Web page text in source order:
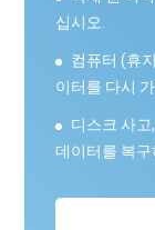
십시오.
컴퓨터 (휴
이터를 다시
디스크 사
데이터를 복구